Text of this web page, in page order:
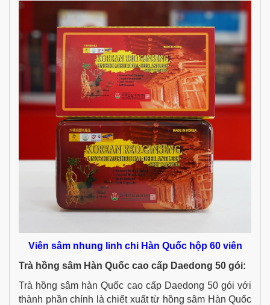
Viên sâm nhung linh chi Hàn Quốc hộp 60 viên
Trà hồng sâm Hàn Quốc cao cấp Daedong 50 gói:
Trà hồng sâm hàn Quốc cao cấp Daedong 50 gói​ với
thành phần chính là chiết xuất từ hồng sâm Hàn Quốc